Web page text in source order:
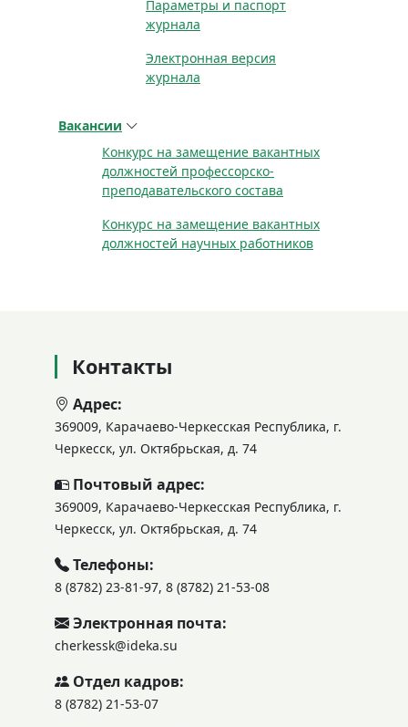
Параметры и паспорт
журнала
Электронная версия
журнала
Вакансии
Конкурс на замещение вакантных
должностей профессорско-
преподавательского состава
Конкурс на замещение вакантных
должностей научных работников
Контакты
Адрес:
369009, Карачаево-Черкесская Республика, г.
Черкесск, ул. Октябрьская, д. 74
Почтовый адрес:
369009, Карачаево-Черкесская Республика, г.
Черкесск, ул. Октябрьская, д. 74
Телефоны:
8 (8782) 23-81-97, 8 (8782) 21-53-08
Электронная почта:
cherkessk@ideka.su
Отдел кадров:
8 (8782) 21-53-07